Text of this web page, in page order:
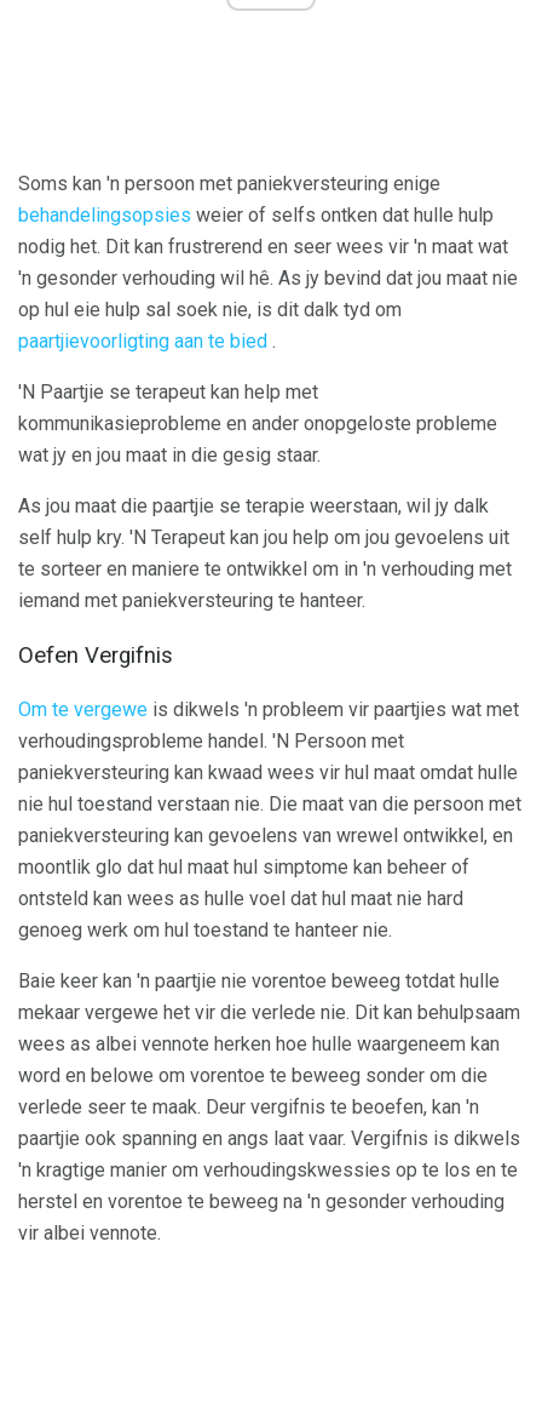
Soms kan 'n persoon met paniekversteuring enige
behandelingsopsies weier of selfs ontken dat hulle hulp
nodig het. Dit kan frustrerend en seer wees vir 'n maat wat
'n gesonder verhouding wil hê. As jy bevind dat jou maat nie
op hul eie hulp sal soek nie, is dit dalk tyd om
paartjievoorligting aan te bied .
'N Paartjie se terapeut kan help met
kommunikasieprobleme en ander onopgeloste probleme
wat jy en jou maat in die gesig staar.
As jou maat die paartjie se terapie weerstaan, wil jy dalk
self hulp kry. 'N Terapeut kan jou help om jou gevoelens uit
te sorteer en maniere te ontwikkel om in 'n verhouding met
iemand met paniekversteuring te hanteer.
Oefen Vergifnis
Om te vergewe is dikwels 'n probleem vir paartjies wat met
verhoudingsprobleme handel. 'N Persoon met
paniekversteuring kan kwaad wees vir hul maat omdat hulle
nie hul toestand verstaan ​​nie. Die maat van die persoon met
paniekversteuring kan gevoelens van wrewel ontwikkel, en
moontlik glo dat hul maat hul simptome kan beheer of
ontsteld kan wees as hulle voel dat hul maat nie hard
genoeg werk om hul toestand te hanteer nie.
Baie keer kan 'n paartjie nie vorentoe beweeg totdat hulle
mekaar vergewe het vir die verlede nie. Dit kan behulpsaam
wees as albei vennote herken hoe hulle waargeneem kan
word en belowe om vorentoe te beweeg sonder om die
verlede seer te maak. Deur vergifnis te beoefen, kan 'n
paartjie ook spanning en angs laat vaar. Vergifnis is dikwels
'n kragtige manier om verhoudingskwessies op te los en te
herstel en vorentoe te beweeg na 'n gesonder verhouding
vir albei vennote.